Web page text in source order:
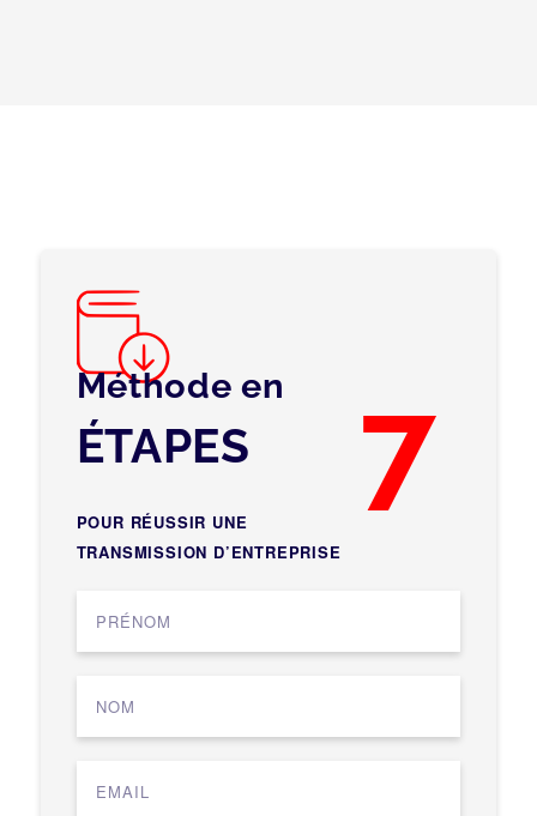
Méthode en 7
ÉTAPES
POUR RÉUSSIR UNE
TRANSMISSION D’ENTREPRISE